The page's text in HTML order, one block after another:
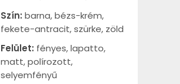
Szín: barna, bézs-krém,
fekete-antracit, szürke, zöld
Felület: fényes, lapatto,
matt, polírozott,
selyemfényű